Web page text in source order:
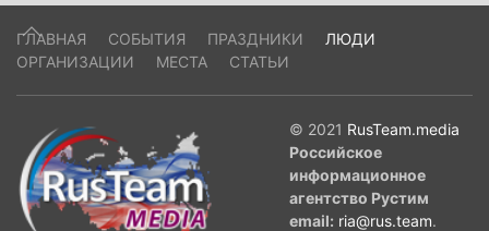
ГЛАВНАЯ СОБЫТИЯ ПРАЗДНИКИ
ЛЮДИ
ОРГАНИЗАЦИИ
МЕСТА СТАТЬИ
© 2021 RusTeam.media
Российское
информационное
агентство Рустим
email: ria@rus.team.